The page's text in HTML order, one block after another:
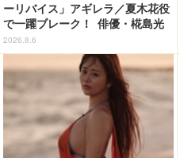
ーリバイス」アギレラ／夏木花役
で一躍ブレーク！ 俳優・椛島光
の2nd写真集が予約開始
2026.8.6